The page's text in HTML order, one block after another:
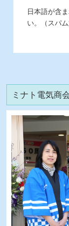
日本語が含
い。（スパム
ミナト電気商